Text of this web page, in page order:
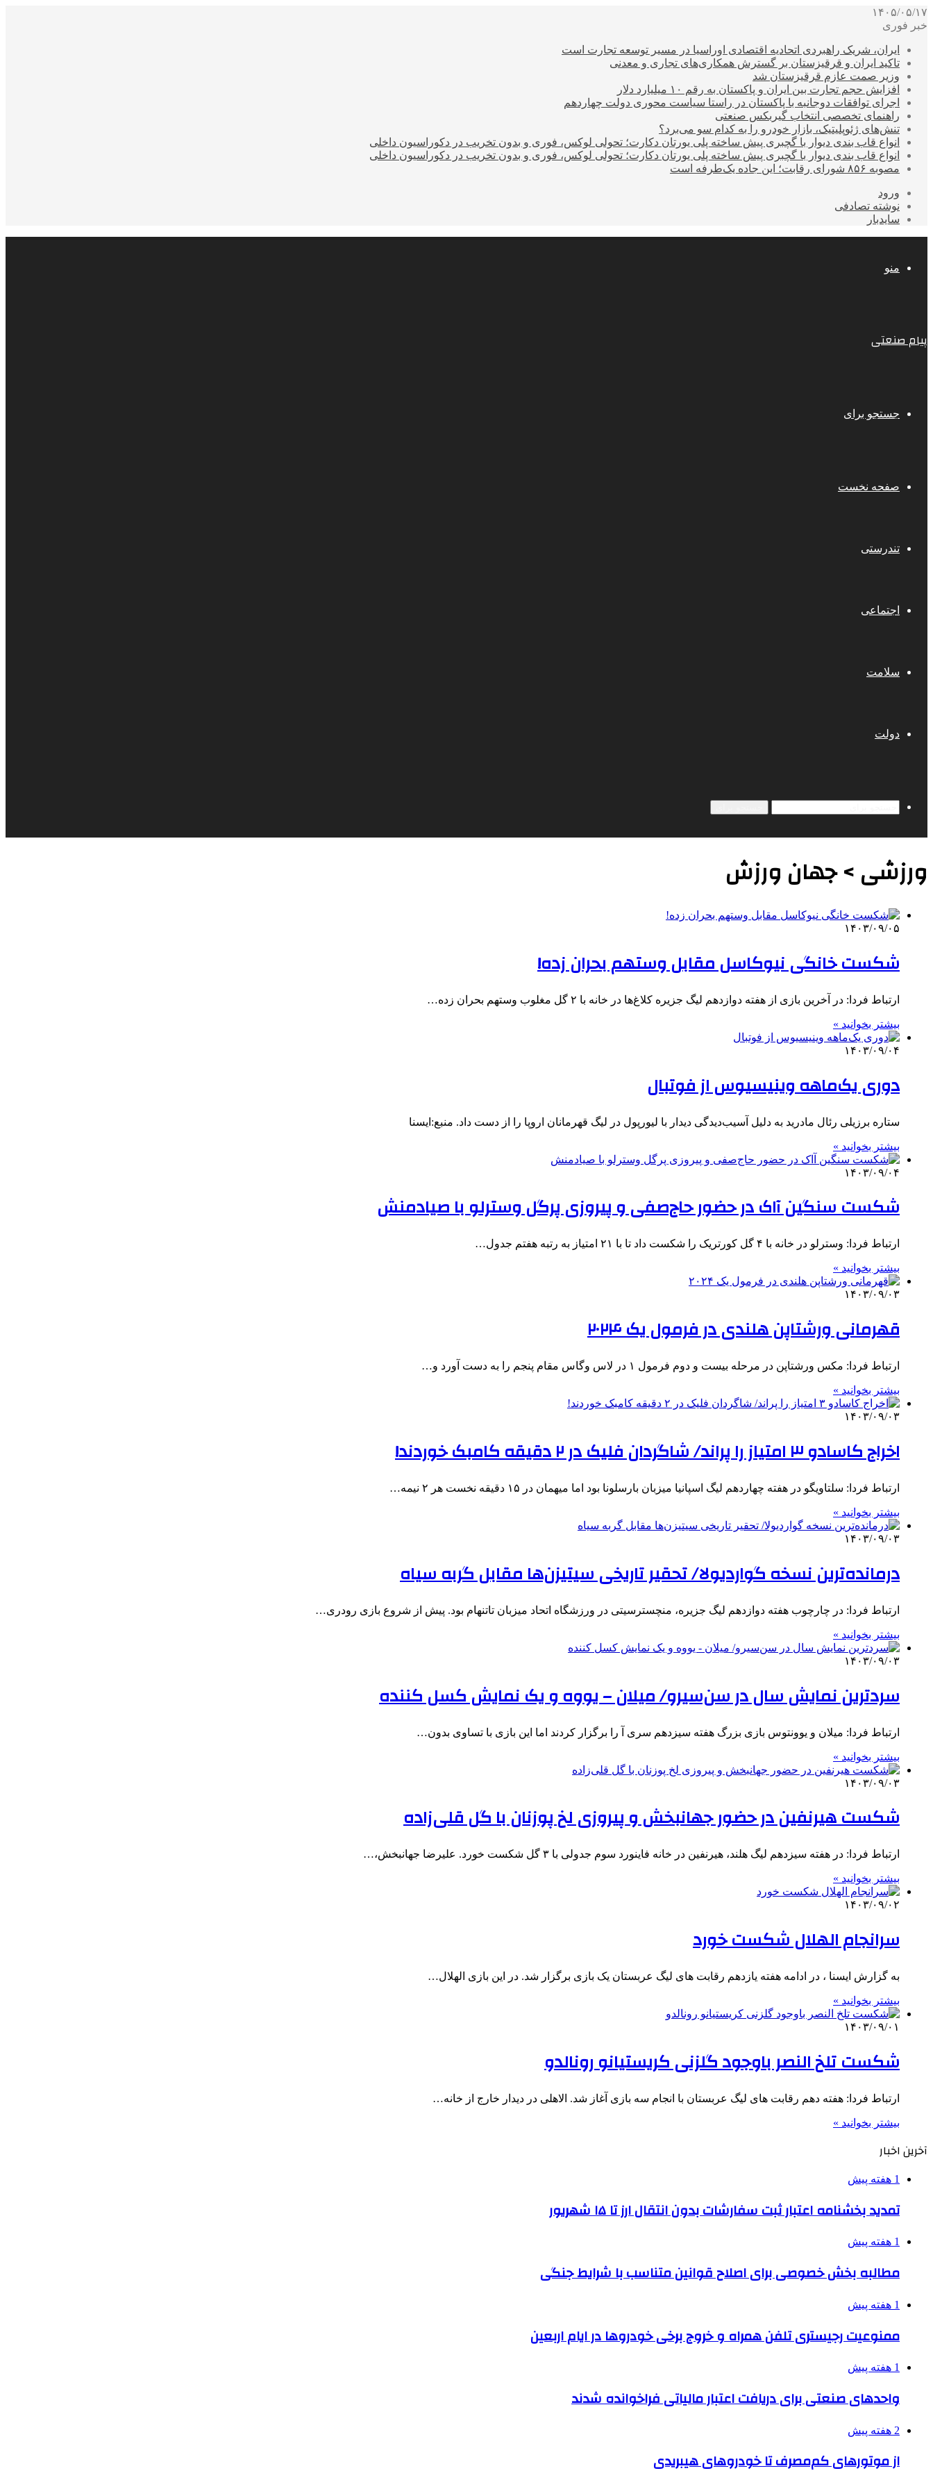
۱۴۰۵/۰۵/۱۷
خبر فوری
ایران، شریک راهبردی اتحادیه اقتصادی اوراسیا در مسیر توسعه تجارت است
تاکید ایران و قرقیزستان بر گسترش همکاری‌های تجاری و معدنی
وزیر صمت عازم قرقیزستان شد
افزایش حجم تجارت بین ایران و پاکستان به رقم ۱۰ میلیارد دلار
اجرای توافقات دوجانبه با پاکستان در راستا سیاست محوری دولت چهاردهم
راهنمای تخصصی انتخاب گیربکس صنعتی
تنش‌های ژئوپلیتیک، بازار خودرو را به کدام سو می‌برد؟
انواع قاب بندی دیوار با گچبری پیش ساخته پلی یورتان دکارت؛ تحولی لوکس، فوری و بدون تخریب در دکوراسیون داخلی
انواع قاب بندی دیوار با گچبری پیش ساخته پلی یورتان دکارت؛ تحولی لوکس، فوری و بدون تخریب در دکوراسیون داخلی
مصوبه ۸۵۶ شورای رقابت؛ این جاده یک‌طرفه است
ورود
نوشته تصادفی
سایدبار
منو
پیام صنعتی
جستجو برای
صفحه نخست
تندرستی
اجتماعی
سلامت
دولت
ورزشی > جهان ورزش
۱۴۰۳/۰۹/۰۵
شکست خانگی نیوکاسل مقابل وستهم بحران زده!
ارتباط فردا: در آخرین بازی از هفته دوازدهم لیگ جزیره کلاغ‌ها در خانه با ۲ گل مغلوب وستهم بحران زده…
بیشتر بخوانید »
۱۴۰۳/۰۹/۰۴
دوری یک‌ماهه وینیسیوس از فوتبال
ستاره برزیلی رئال مادرید به دلیل آسیب‌دیدگی دیدار با لیورپول در لیگ قهرمانان اروپا را از دست داد. منبع:ایسنا
بیشتر بخوانید »
۱۴۰۳/۰۹/۰۴
شکست سنگین آاک در حضور حاج‌صفی و پیروزی پرگل وسترلو با صیادمنش
ارتباط فردا: وسترلو در خانه با ۴ گل کورتریک را شکست داد تا با ۲۱ امتیاز به رتبه هفتم جدول…
بیشتر بخوانید »
۱۴۰۳/۰۹/۰۳
قهرمانی ورشتاپن هلندی در فرمول یک ۲۰۲۴
ارتباط فردا: مکس ورشتاپن در مرحله بیست و دوم فرمول ۱ در لاس وگاس مقام پنجم را به دست آورد و…
بیشتر بخوانید »
۱۴۰۳/۰۹/۰۳
اخراج کاسادو ۳ امتیاز را پراند/ شاگردان فلیک در ۲ دقیقه کامبک خوردند!
ارتباط فردا: سلتاویگو در هفته چهاردهم لیگ اسپانیا میزبان بارسلونا بود اما میهمان در ۱۵ دقیقه نخست هر ۲ نیمه…
بیشتر بخوانید »
۱۴۰۳/۰۹/۰۳
درمانده‌ترین نسخه گواردیولا/ تحقیر تاریخی سیتیزن‌ها مقابل گربه سیاه
ارتباط فردا: در چارچوب هفته دوازدهم لیگ جزیره، منچسترسیتی در ورزشگاه اتحاد میزبان تاتنهام بود. پیش از شروع بازی رودری…
بیشتر بخوانید »
۱۴۰۳/۰۹/۰۳
سردترین نمایش سال در سن‌سیرو/ میلان – یووه و یک نمایش کسل کننده
ارتباط فردا: میلان و یوونتوس بازی بزرگ هفته سیزدهم سری آ را برگزار کردند اما این بازی با تساوی بدون…
بیشتر بخوانید »
۱۴۰۳/۰۹/۰۳
شکست هیرنفین در حضور جهانبخش و پیروزی لخ پوزنان با گل قلی‌زاده
ارتباط فردا: در هفته سیزدهم لیگ هلند، هیرنفین در خانه فاینورد سوم جدولی با ۳ گل شکست خورد. علیرضا جهانبخش،…
بیشتر بخوانید »
۱۴۰۳/۰۹/۰۲
سرانجام الهلال شکست خورد
به گزارش ایسنا ، در ادامه هفته یازدهم رقابت های لیگ عربستان یک بازی برگزار شد. در این بازی الهلال…
بیشتر بخوانید »
۱۴۰۳/۰۹/۰۱
شکست تلخ النصر باوجود گلزنی کریستیانو رونالدو
ارتباط فردا: هفته دهم رقابت های لیگ عربستان با انجام سه بازی آغاز شد. الاهلی در دیدار خارج از خانه…
بیشتر بخوانید »
آخرین اخبار
1 هفته پیش
تمدید بخشنامه اعتبار ثبت سفارشات بدون انتقال ارز تا ۱۵ شهریور
1 هفته پیش
مطالبه بخش خصوصی برای اصلاح قوانین متناسب با شرایط جنگی
1 هفته پیش
ممنوعیت رجیستری تلفن همراه و خروج برخی خودروها در ایام اربعین
1 هفته پیش
واحدهای صنعتی برای دریافت اعتبار مالیاتی فراخوانده شدند
2 هفته پیش
از موتورهای کم‌مصرف تا خودروهای هیبریدی